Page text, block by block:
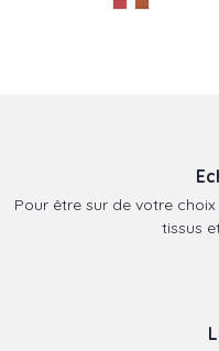
Pour être sur de votre
tissus